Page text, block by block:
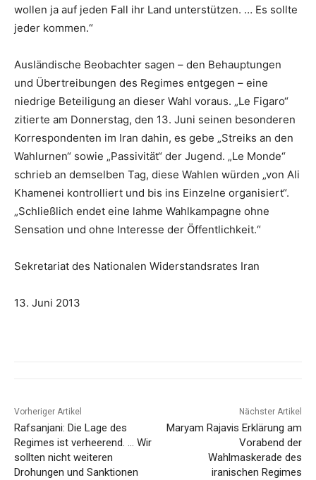
wollen ja auf jeden Fall ihr Land unterstützen. … Es sollte
jeder kommen.“
Ausländische Beobachter sagen – den Behauptungen
und Übertreibungen des Regimes entgegen – eine
niedrige Beteiligung an dieser Wahl voraus. „Le Figaro“
zitierte am Donnerstag, den 13. Juni seinen besonderen
Korrespondenten im Iran dahin, es gebe „Streiks an den
Wahlurnen“ sowie „Passivität“ der Jugend. „Le Monde“
schrieb an demselben Tag, diese Wahlen würden „von Ali
Khamenei kontrolliert und bis ins Einzelne organisiert“.
„Schließlich endet eine lahme Wahlkampagne ohne
Sensation und ohne Interesse der Öffentlichkeit.“
Sekretariat des Nationalen Widerstandsrates Iran
13. Juni 2013
Vorheriger Artikel
Rafsanjani: Die Lage des
Regimes ist verheerend. … Wir
sollten nicht weiteren
Drohungen und Sanktionen
Nächster Artikel
Maryam Rajavis Erklärung am
Vorabend der
Wahlmaskerade des
iranischen Regimes